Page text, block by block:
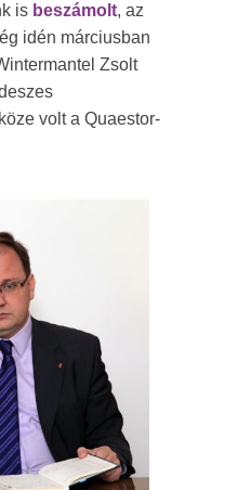
is beszámolt, az
idén márciusban
Zsolt
volt a Quaestor-